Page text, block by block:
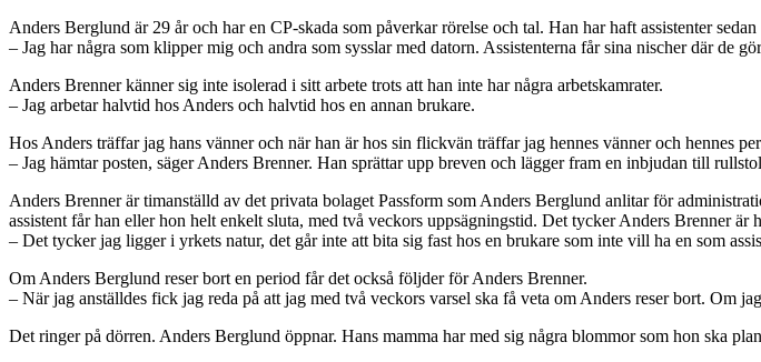
Anders Berglund är 29 år och har en CP-skada som påverkar rörelse och tal. Han har haft assistenter
– Jag har några som klipper mig och andra som sysslar med datorn. Assistenterna får sina nischer där de
Anders Brenner känner sig inte isolerad i sitt arbete trots att han inte har några arbetskamrater.
– Jag arbetar halvtid hos Anders och halvtid hos en annan brukare.
Hos Anders träffar jag hans vänner och när han är hos sin flickvän träffar jag hennes vänner och hennes
– Jag hämtar posten, säger Anders Brenner. Han sprättar upp breven och lägger fram en inbjudan till
Anders Brenner är timanställd av det privata bolaget Passform som Anders Berglund anlitar för
assistent får han eller hon helt enkelt sluta, med två veckors uppsägningstid. Det tycker Anders Brenner är
– Det tycker jag ligger i yrkets natur, det går inte att bita sig fast hos en brukare som inte vill ha en som
Om Anders Berglund reser bort en period får det också följder för Anders Brenner.
– När jag anställdes fick jag reda på att jag med två veckors varsel ska få veta om Anders reser bort. Om
Det ringer på dörren. Anders Berglund öppnar. Hans mamma har med sig några blommor som hon ska